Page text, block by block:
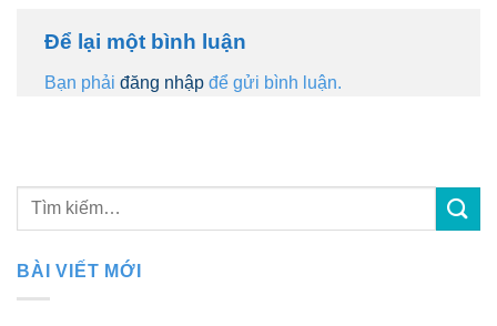
Để lại một bình luận
Bạn phải đăng nhập để gửi bình luận.
BÀI VIẾT MỚI